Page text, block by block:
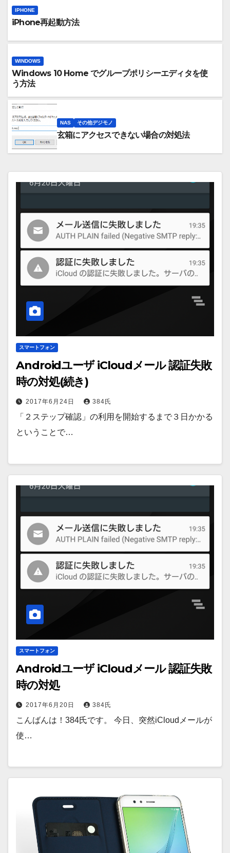
IPHONE
iPhone再起動方法
WINDOWS
Windows 10 Home でグループポリシーエディタを使
う方法
NAS その他デジモノ
玄箱にアクセスできない場合の対処法
スマートフォン
Androidユーザ iCloudメール 認証失敗
時の対処(続き)
2017年6月24日 384氏
「２ステップ確認」の利用を開始するまで３日かかる
ということで…
スマートフォン
Androidユーザ iCloudメール 認証失敗
時の対処
2017年6月20日 384氏
こんばんは！384氏です。 今日、突然iCloudメールが
使…